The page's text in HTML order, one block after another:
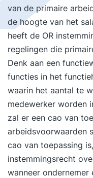
van de primaire
de hoogte van het
heeft de OR
regelingen die
Denk aan een
functies in het
waarin het aantal te
medewerker worden
zal er een cao van
arbeidsvoorwaarden
cao van toepassing
instemmingsrecht
wanneer ondernemer